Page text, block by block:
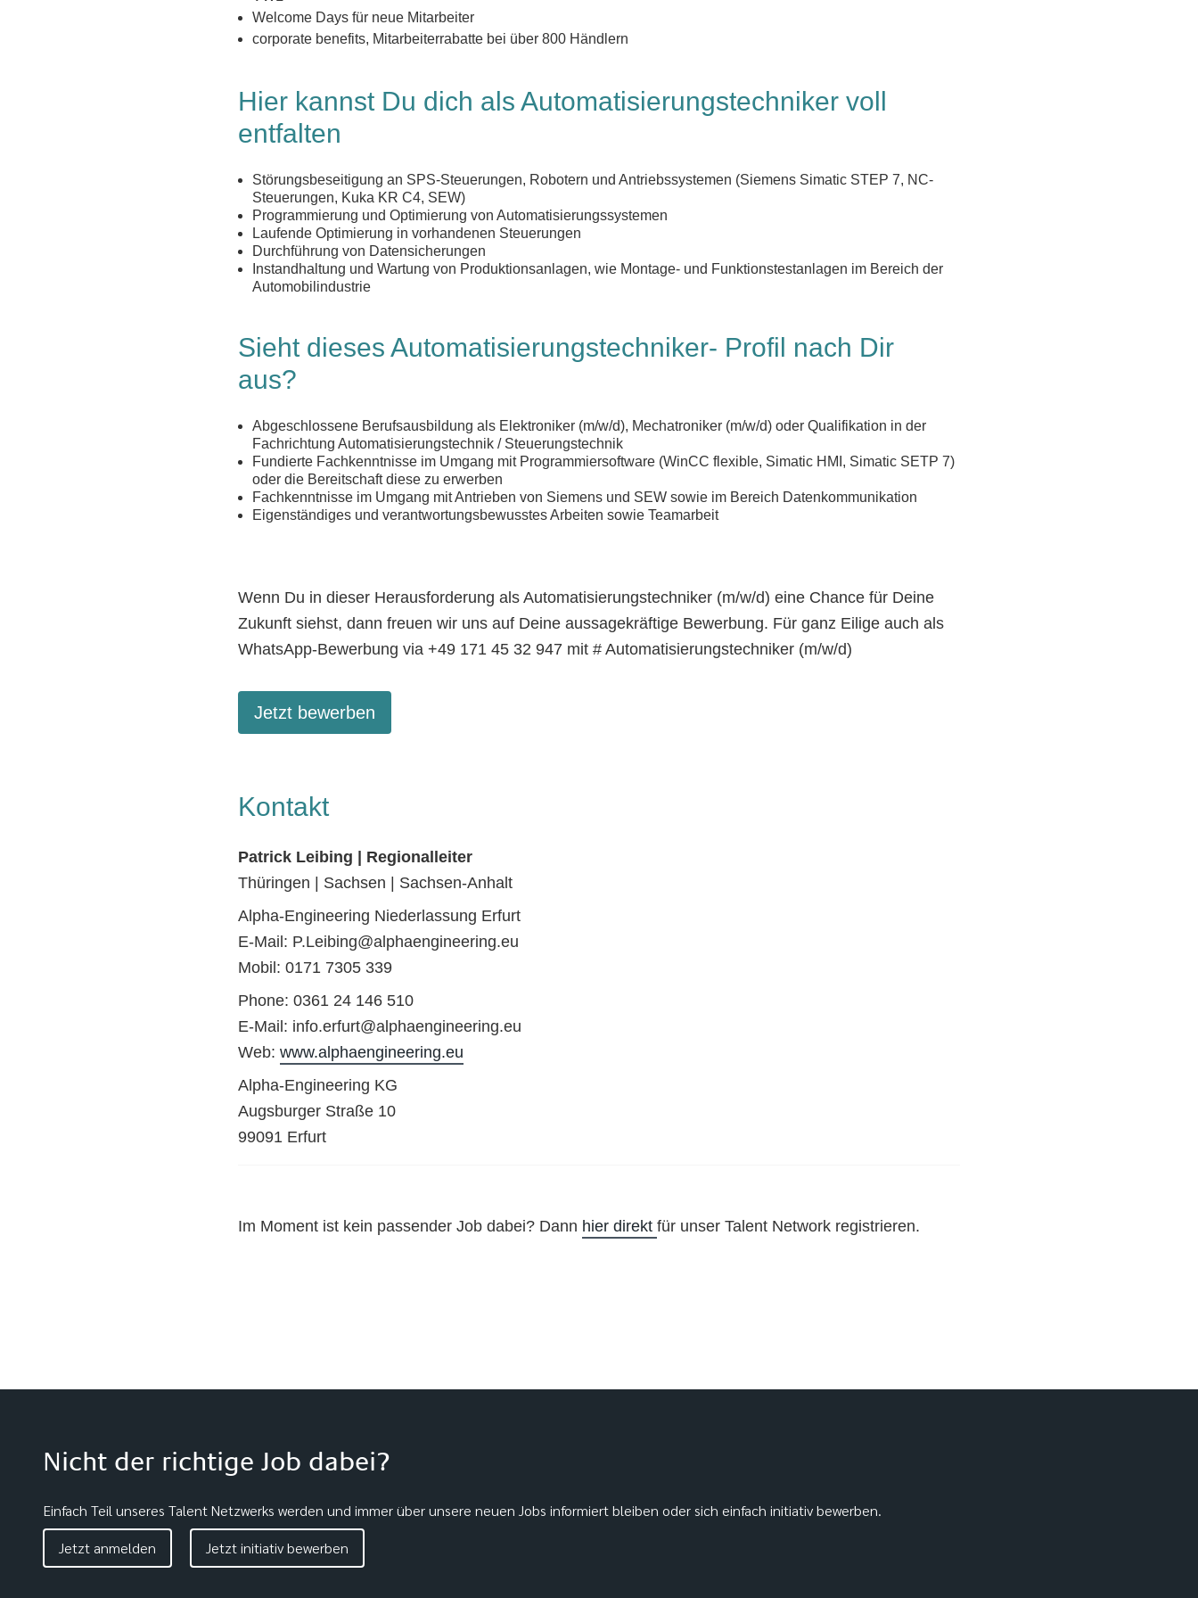
Welcome Days für neue Mitarbeiter
corporate benefits, Mitarbeiterrabatte bei über 800 Händlern
Hier kannst Du dich als Automatisierungstechniker voll
entfalten
Störungsbeseitigung an SPS-Steuerungen, Robotern und Antriebssystemen (Siemens Simatic STEP 7, NC-
Steuerungen, Kuka KR C4, SEW)
Programmierung und Optimierung von Automatisierungssystemen
Laufende Optimierung in vorhandenen Steuerungen
Durchführung von Datensicherungen
Instandhaltung und Wartung von Produktionsanlagen, wie Montage- und Funktionstestanlagen im Bereich der
Automobilindustrie
Sieht dieses Automatisierungstechniker- Profil nach Dir
aus?
Abgeschlossene Berufsausbildung als Elektroniker (m/w/d), Mechatroniker (m/w/d) oder Qualifikation in der
Fachrichtung Automatisierungstechnik / Steuerungstechnik
Fundierte Fachkenntnisse im Umgang mit Programmiersoftware (WinCC flexible, Simatic HMI, Simatic SETP 7)
oder die Bereitschaft diese zu erwerben
Fachkenntnisse im Umgang mit Antrieben von Siemens und SEW sowie im Bereich Datenkommunikation
Eigenständiges und verantwortungsbewusstes Arbeiten sowie Teamarbeit
Wenn Du in dieser Herausforderung als Automatisierungstechniker (m/w/d) eine Chance für Deine
Zukunft siehst, dann freuen wir uns auf Deine aussagekräftige Bewerbung. Für ganz Eilige auch als
WhatsApp-Bewerbung via +49 171 45 32 947 mit # Automatisierungstechniker (m/w/d)
Jetzt bewerben
Kontakt
Patrick Leibing | Regionalleiter
Thüringen | Sachsen | Sachsen-Anhalt
Alpha-Engineering Niederlassung Erfurt
E-Mail: P.Leibing@alphaengineering.eu
Mobil: 0171 7305 339
Phone: 0361 24 146 510
E-Mail: info.erfurt@alphaengineering.eu
Web:www.alphaengineering.eu
Alpha-Engineering KG
Augsburger Straße 10
99091 Erfurt
Im Moment ist kein passender Job dabei? Dann hier direktfür unser Talent Network registrieren.
Nicht der richtige Job dabei?
Einfach Teil unseres Talent Netzwerks werden und immer über unsere neuen Jobs informiert bleiben oder sich einfach initiativ bewerben.
Jetzt anmelden
Jetzt initiativ bewerben